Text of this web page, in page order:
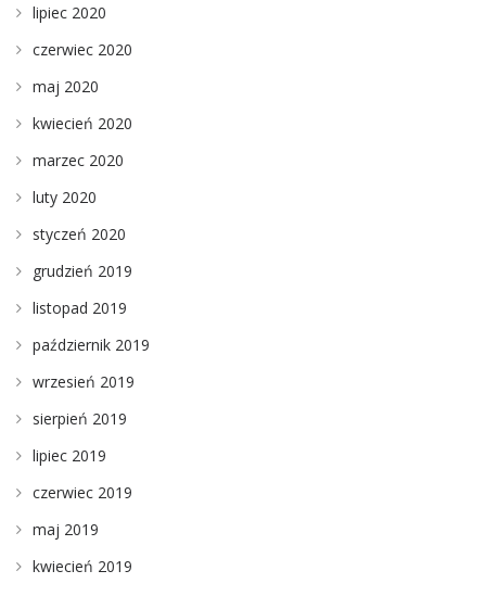
lipiec 2020
czerwiec 2020
maj 2020
kwiecień 2020
marzec 2020
luty 2020
styczeń 2020
grudzień 2019
listopad 2019
październik 2019
wrzesień 2019
sierpień 2019
lipiec 2019
czerwiec 2019
maj 2019
kwiecień 2019